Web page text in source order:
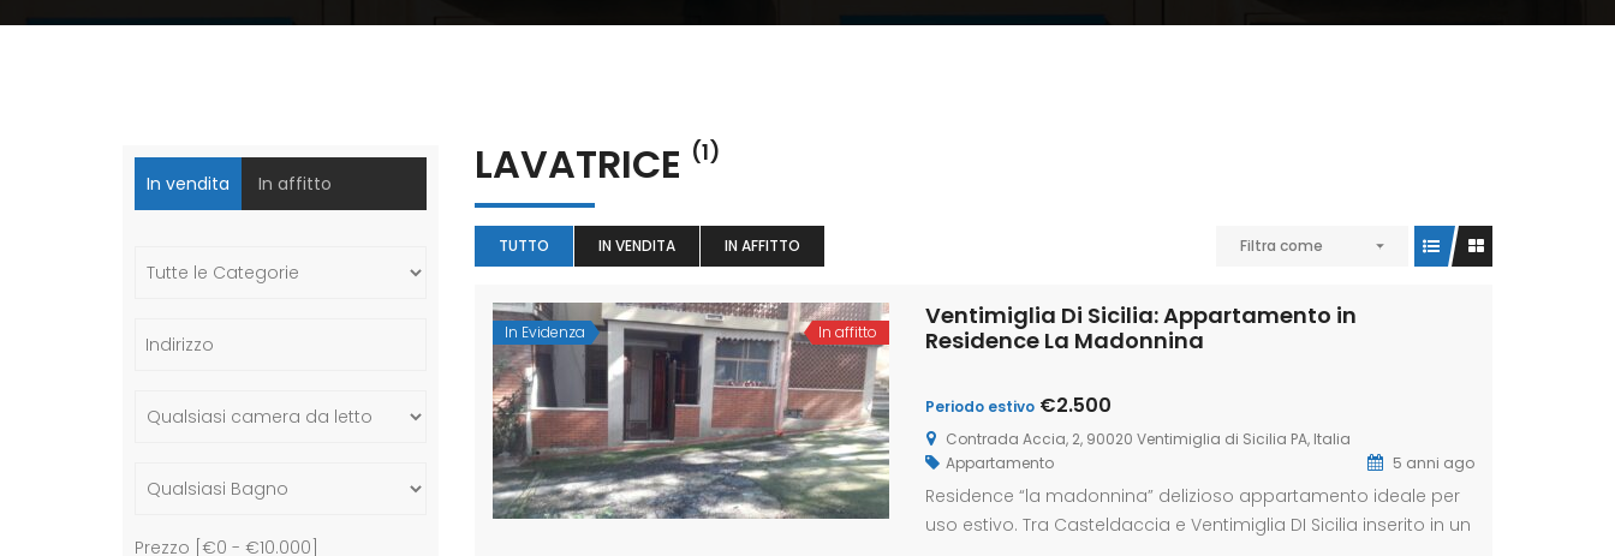
LAVATRICE (1)
TUTTO IN VENDITA IN AFFITTO Filtra come
In Evidenza In affitto
Ventimiglia Di Sicilia: Appartamento in
Residence La Madonnina
Periodo estivo€2.500
Contrada Accia, 2, 90020 Ventimiglia di Sicilia PA, Italia
Appartamento
5 anni ago
Residence “la madonnina” delizioso appartamento ideale per
uso estivo. Tra Casteldaccia e Ventimiglia DI Sicilia inserito in un
In vendita In affitto
Prezzo [ €0 - €10.000